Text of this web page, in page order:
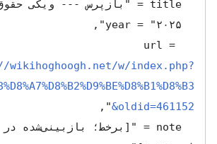
  url =
w/index.php?
&oldid=461152